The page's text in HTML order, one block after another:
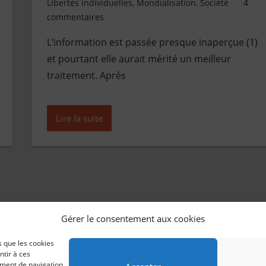
Gérer le consentement aux cookies
que les cookies
à ces
Libertés individuelles, Mondialisation, Société
4
commentaires
L‘information est passée presque inaperçue (1)
et pourtant elle aurait mérité un meilleur
traitement. Après
Lire la suite